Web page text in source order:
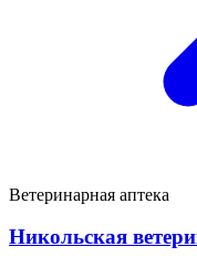
Ветеринарная аптека
Никольская